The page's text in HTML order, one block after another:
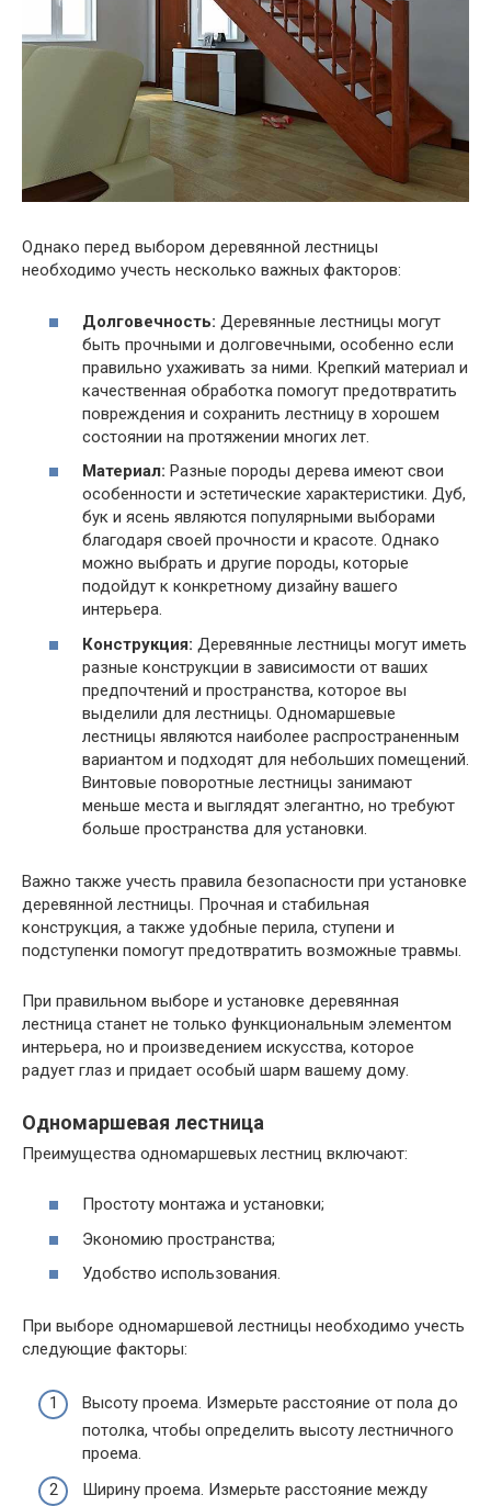
Однако перед выбором деревянной лестницы
необходимо учесть несколько важных факторов:
Долговечность: Деревянные лестницы могут
быть прочными и долговечными, особенно если
правильно ухаживать за ними. Крепкий материал и
качественная обработка помогут предотвратить
повреждения и сохранить лестницу в хорошем
состоянии на протяжении многих лет.
Материал: Разные породы дерева имеют свои
особенности и эстетические характеристики. Дуб,
бук и ясень являются популярными выборами
благодаря своей прочности и красоте. Однако
можно выбрать и другие породы, которые
подойдут к конкретному дизайну вашего
интерьера.
Конструкция: Деревянные лестницы могут иметь
разные конструкции в зависимости от ваших
предпочтений и пространства, которое вы
выделили для лестницы. Одномаршевые
лестницы являются наиболее распространенным
вариантом и подходят для небольших помещений.
Винтовые поворотные лестницы занимают
меньше места и выглядят элегантно, но требуют
больше пространства для установки.
Важно также учесть правила безопасности при установке
деревянной лестницы. Прочная и стабильная
конструкция, а также удобные перила, ступени и
подступенки помогут предотвратить возможные травмы.
При правильном выборе и установке деревянная
лестница станет не только функциональным элементом
интерьера, но и произведением искусства, которое
радует глаз и придает особый шарм вашему дому.
Одномаршевая лестница
Преимущества одномаршевых лестниц включают:
Простоту монтажа и установки;
Экономию пространства;
Удобство использования.
При выборе одномаршевой лестницы необходимо учесть
следующие факторы:
Высоту проема. Измерьте расстояние от пола до
потолка, чтобы определить высоту лестничного
проема.
Ширину проема. Измерьте расстояние между